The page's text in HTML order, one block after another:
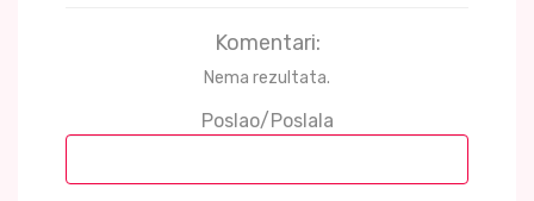
Komentari:
Nema rezultata.
Poslao/Poslala